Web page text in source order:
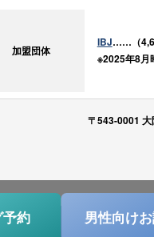
加盟団体
IBJ……（
※2025年8月
〒543-0001
予約 男性向け